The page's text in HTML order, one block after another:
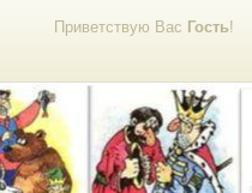
Приветствую Вас Гость!